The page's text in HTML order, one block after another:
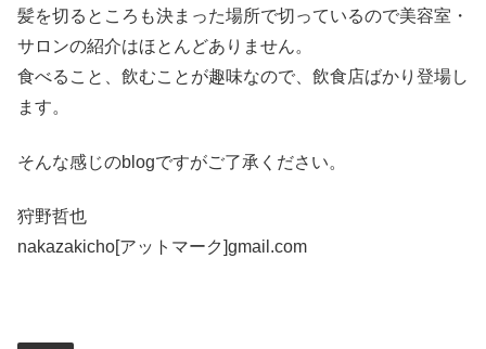
髪を切るところも決まった場所で切っているので美容室・
サロンの紹介はほとんどありません。
食べること、飲むことが趣味なので、飲食店ばかり登場し
ます。
そんな感じのblogですがご了承ください。
狩野哲也
nakazakicho[アットマーク]gmail.com